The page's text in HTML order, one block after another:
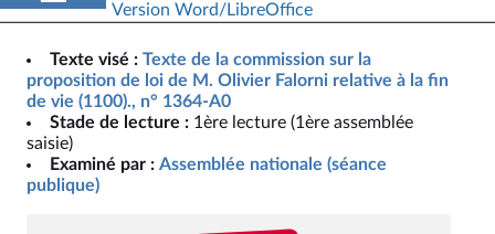
Version Word/LibreOffice
Texte visé : Texte de la commission sur la
proposition de loi de M. Olivier Falorni relative à la fin
de vie (1100)., n° 1364-A0
Stade de lecture : 1ère lecture (1ère assemblée
saisie)
Examiné par : Assemblée nationale (séance
publique)